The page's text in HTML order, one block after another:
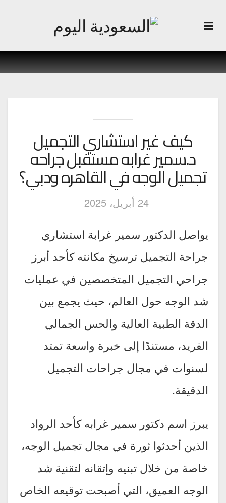
كيف غير استشاري التجميل
د.سمير غرابه مستقبل جراحه
تجميل الوجه في القاهره ودبي؟
24 أبريل، 2025
يواصل الدكتور سمير غرابة استشاري
جراحة التجميل ترسيخ مكانته كأحد أبرز
جراحي التجميل المتخصصين في عمليات
شد الوجه حول العالم، حيث يجمع بين
الدقة الطبية العالية والحس الجمالي
الفريد، مستندًا إلى خبرة واسعة تمتد
لسنوات في مجال جراحات التجميل
الدقيقة.
يبرز اسم دكتور سمير غرابه كأحد الرواد
الذين أحدثوا ثورة في مجال تجميل الوجه،
خاصة من خلال تبنيه وإتقانه لتقنية شد
الوجه العميق، التي أصبحت توقيعه الخاص